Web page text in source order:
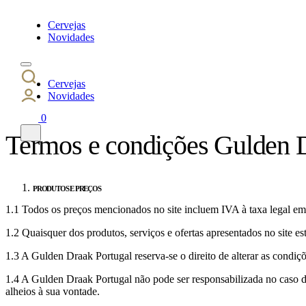
Cervejas
Novidades
Cervejas
Novidades
0
Termos e condições Gulden
PRODUTOS E PREÇOS
1.1 Todos os preços mencionados no site incluem IVA à taxa legal
1.2 Quaisquer dos produtos, serviços e ofertas apresentados no site
1.3 A Gulden Draak Portugal reserva-se o direito de alterar as
1.4 A Gulden Draak Portugal não pode ser responsabilizada no caso
alheios à sua vontade.